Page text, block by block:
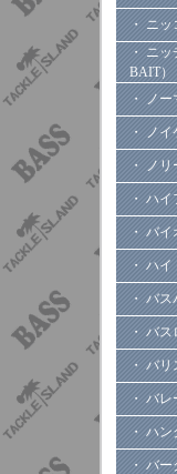
・ ニ
・ ニ
BAIT）
・ ノー
・ ノイ
・ ノ
・ ハ
・ バ
・ ハ
・ バ
・ バス
・ バリ
・ バ
・ ハ
・ バ